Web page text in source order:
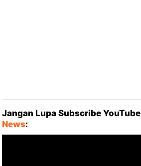
Jangan Lupa Subscribe YouTube
News: